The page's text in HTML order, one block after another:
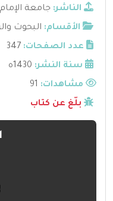
الناشر: جامعة
الأقسام: البحوث
عدد الصفحات: 347
سنة النشر: 1430ه
مشاهدات:
بلّغ عن كتاب